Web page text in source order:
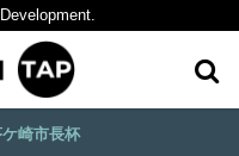
ケ崎市長杯